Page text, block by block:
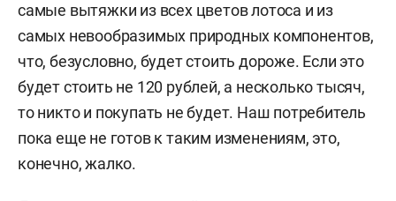
самые вытяжки из всех цветов лотоса и из
самых невообразимых природных компонентов,
что, безусловно, будет стоить дороже. Если это
будет стоить не 120 рублей, а несколько тысяч,
то никто и покупать не будет. Наш потребитель
пока еще не готов к таким изменениям, это,
конечно, жалко.